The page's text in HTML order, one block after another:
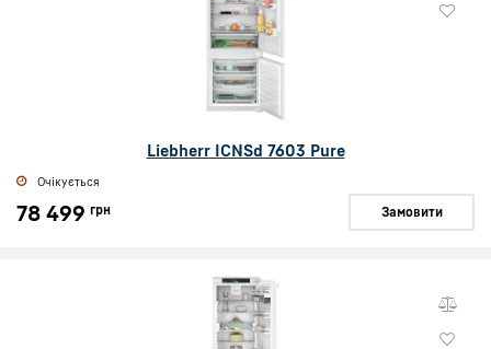
Liebherr ICNSd 7603 Pure
Очікується
78 499 грн Замовити